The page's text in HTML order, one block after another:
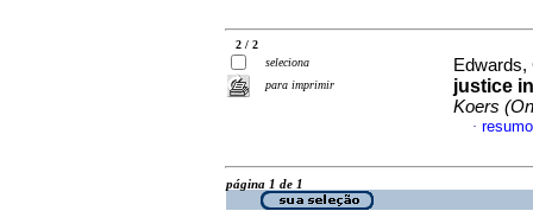
2 / 2
seleciona
para imprimir
justice
Koers
·
página 1 de 1